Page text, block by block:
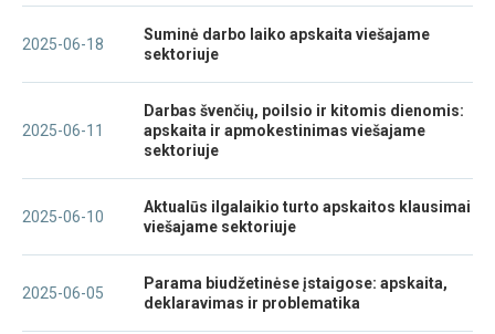
2025-06-18
Suminė darbo laiko apskaita viešajame
sektoriuje
2025-06-11
Darbas švenčių, poilsio ir kitomis dienomis:
apskaita ir apmokestinimas viešajame
sektoriuje
2025-06-10
Aktualūs ilgalaikio turto apskaitos klausimai
viešajame sektoriuje
2025-06-05
Parama biudžetinėse įstaigose: apskaita,
deklaravimas ir problematika